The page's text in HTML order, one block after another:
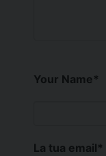
Your Name*
La tua email*